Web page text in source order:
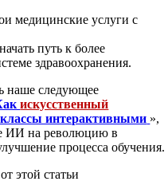
медицинские услуги с
путь к более
здравоохранения.
наше следующее
искусственный
классы интерактивными »,
ИИ на революцию в
процесса обучения.
этой статьи